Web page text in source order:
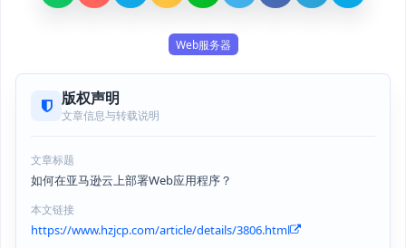
Web服务器
版权声明
文章信息与转载说明
文章标题
如何在亚马逊云上部署Web应用程序？
本文链接
https://www.hzjcp.com/article/details/3806.html